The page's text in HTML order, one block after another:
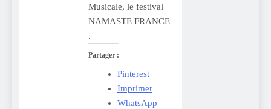
Musicale, le festival
NAMASTE FRANCE
.
Partager :
Pinterest
Imprimer
WhatsApp